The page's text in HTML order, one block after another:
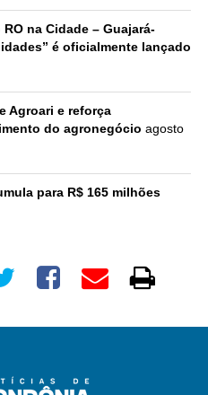
na Cidade – Guajará-
é oficialmente lançado
Agroari e reforça
do agronegócio agosto
para R$ 165 milhões